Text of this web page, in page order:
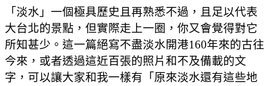
「淡水」一個極具歷史且再熟悉不過，且足以代表
大台北的景點，但實際走上一圈，你又會覺得對它
所知甚少。這一篇絕寫不盡淡水開港160年來的古往
今來，或者透過這近百張的照片和不及備載的文
字，可以讓大家和我一樣有「原來淡水還有這些地